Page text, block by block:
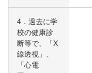
4．過去に学
校の健康診
断等で、「X
線透視」、
「心電